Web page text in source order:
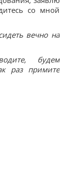
со мной
вечно на
будем
раз примите